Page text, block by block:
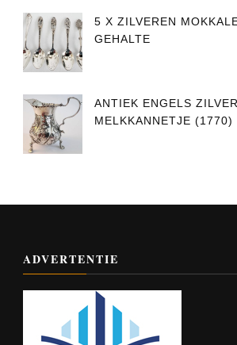
5 X ZILVEREN
GEHALTE
ANTIEK ENGELS
MELKKANNETJE (1770)
ADVERTENTIE